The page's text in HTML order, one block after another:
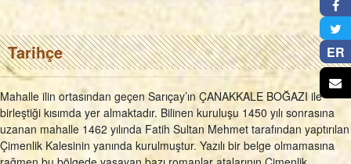
Tarihçe
Mahalle ilin ortasından geçen Sarıçay’ın ÇANAKKALE BOĞAZI ile
birleştiği kısımda yer almaktadır. Bilinen kuruluşu 1450 yılı sonrasına
uzanan mahalle 1462 yılında Fatih Sultan Mehmet tarafından yaptırılan
Çimenlik Kalesinin yanında kurulmuştur. Yazılı bir belge olmamasına
ER